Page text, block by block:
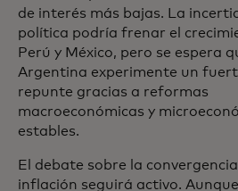
de interés más bajas. La
política podría frenar el
Perú y México, pero se espera
Argentina experimente un
repunte gracias a reformas
macroeconómicas y
estables.
El debate sobre la
inflación seguirá activo.